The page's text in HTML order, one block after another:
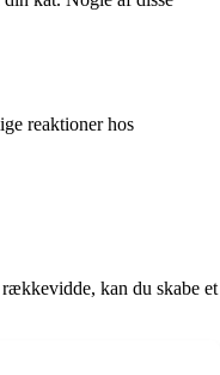
reaktioner hos
kan du skabe et